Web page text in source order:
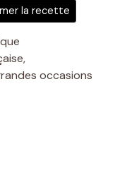
la recette
occasions